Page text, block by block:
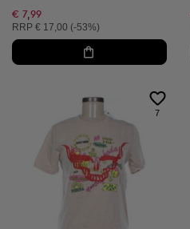
€ 7,99
Unverbindliche Preisempfehlung:
RRP € 17,00 (-53%)
7